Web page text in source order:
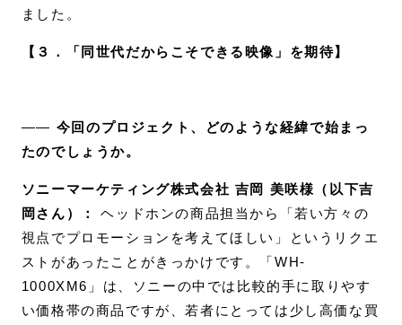
ました。
【３．「同世代だからこそできる映像」を期待】
―― 今回のプロジェクト、どのような経緯で始まっ
たのでしょうか。
ソニーマーケティング株式会社 吉岡 美咲様（以下吉
岡さん）：
ヘッドホンの商品担当から「若い方々の
視点でプロモーションを考えてほしい」というリクエ
ストがあったことがきっかけです。「WH-
1000XM6」は、ソニーの中では比較的手に取りやす
い価格帯の商品ですが、若者にとっては少し高価な買